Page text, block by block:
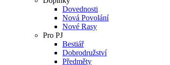
Dovednosti
Nová Povolání
Nové Rasy
Pro PJ
Bestiář
Dobrodružství
Předměty